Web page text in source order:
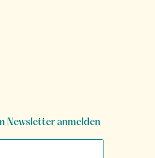
Newsletter anmelden